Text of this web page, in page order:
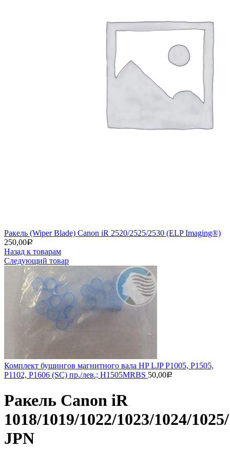
Ракель (Wiper Blade) Canon iR 2520/2525/2530 (ELP Imaging®)
250,00Р
Назад к товарам
Следующий товар
Комплект бушингов магнитного вала HP LJP P1005, P1505,
P1102, P1606 (SC) пр./лев.; H1505MRBS 50,00Р
Ракель Canon iR
1018/1019/1022/1023/1024/
JPN